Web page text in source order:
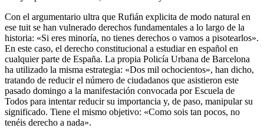
Con el argumentario ultra que Rufián explicita de modo natural en
ese tuit se han vulnerado derechos fundamentales a lo largo de la
historia: «Si eres minoría, no tienes derechos o vamos a pisotearlos».
En este caso, el derecho constitucional a estudiar en español en
cualquier parte de España. La propia Policía Urbana de Barcelona
ha utilizado la misma estrategia: «Dos mil ochocientos», han dicho,
tratando de reducir el número de ciudadanos que asistieron este
pasado domingo a la manifestación convocada por Escuela de
Todos para intentar reducir su importancia y, de paso, manipular su
significado. Tiene el mismo objetivo: «Como sois tan pocos, no
tenéis derecho a nada».